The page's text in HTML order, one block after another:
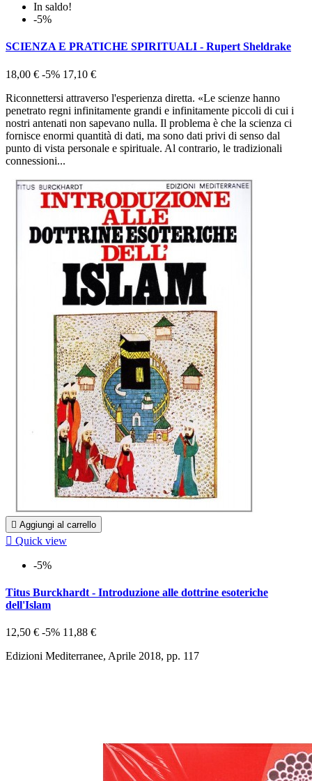
In saldo!
-5%
SCIENZA E PRATICHE SPIRITUALI - Rupert Sheldrake
18,00 € -5% 17,10 €
Riconnettersi attraverso l'esperienza diretta. «Le scienze hanno
penetrato regni infinitamente grandi e infinitamente piccoli di cui i
nostri antenati non sapevano nulla. Il problema è che la scienza ci
fornisce enormi quantità di dati, ma sono dati privi di senso dal
punto di vista personale e spirituale. Al contrario, le tradizionali
connessioni...
 Aggiungi al carrello
 Quick view
-5%
Titus Burckhardt - Introduzione alle dottrine esoteriche
dell'Islam
12,50 € -5% 11,88 €
Edizioni Mediterranee, Aprile 2018, pp. 117